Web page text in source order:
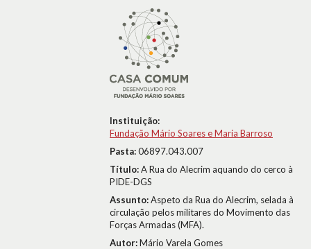
Instituição:
Fundação Mário Soares e Maria Barroso
Pasta:06897.043.007
Título:A Rua do Alecrim aquando do cerco à
PIDE-DGS
Assunto:Aspeto da Rua do Alecrim, selada à
circulação pelos militares do Movimento das
Forças Armadas (MFA).
Autor:Mário Varela Gomes